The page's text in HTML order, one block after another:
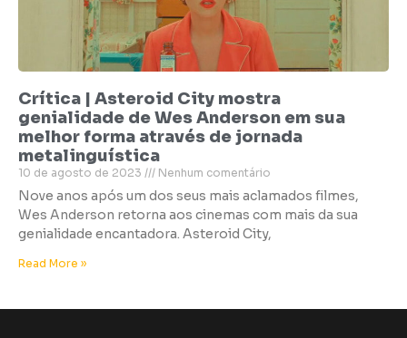
Crítica | Asteroid City mostra
genialidade de Wes Anderson em sua
melhor forma através de jornada
metalinguística
10 de agosto de 2023 Nenhum comentário
Nove anos após um dos seus mais aclamados filmes,
Wes Anderson retorna aos cinemas com mais da sua
genialidade encantadora. Asteroid City,
Read More »